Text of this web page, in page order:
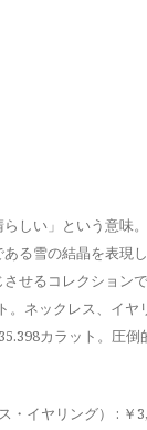
しい」という意味
る雪の結晶を表現
せるコレクション
。ネックレス、イ
カラット。圧倒
・イヤリング） : ￥